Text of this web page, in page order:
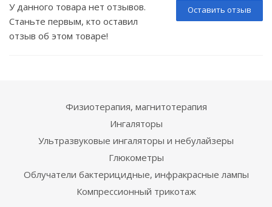
Оставить отзыв
У данного товара нет отзывов.
Станьте первым, кто оставил
отзыв об этом товаре!
Физиотерапия, магнитотерапия
Ингаляторы
Ультразвуковые ингаляторы и небулайзеры
Глюкометры
Облучатели бактерицидные, инфракрасные лампы
Компрессионный трикотаж